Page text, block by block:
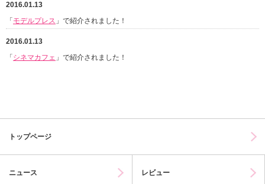
2016.01.13
「 モデルプレス 」で紹介されました！
2016.01.13
「 シネマカフェ 」で紹介されました！
トップページ
ニュース レビュー